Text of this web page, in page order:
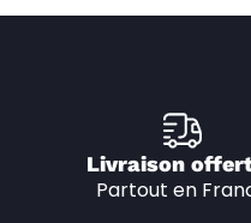
Livraison
Partout en